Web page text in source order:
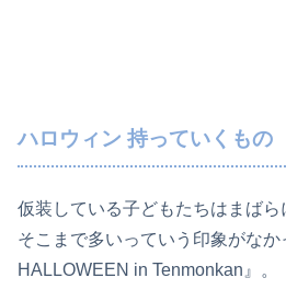
ハロウィン 持っていくもの
仮装している子どもたちはまばら
そこまで多いっていう印象がな
HALLOWEEN in Tenmonkan』。